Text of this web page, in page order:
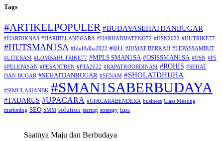
Tags
#ARTIKELPOPULER #BUDAYASEHATDANBUGAR
#HARDIKNAS #HARIBELANEGARA #HARIJADIJATENG72 #HSN2022 #HUTRIKE77
#HUTSMAN1SA #IdulAdha2022 #IHT #JUMAT BERKAH #LEPASSAMBUT
#LITERASI #LOMBAHUTRIKE77 #MPLS SMAN1SA #OSISSMAN1SA #OSN #P5
#PELEPASAN #PESANTREN #PTA2022 #RAPATKOORDINASI #ROHIS #SEHAT
DAN BUGAR #SEHATDANBUGAR #SENAM #SHOLATDHUHA
#SIMULASIANBK #SMAN1SABERBUDAYA
#TADARUS #UPACARA #UPACARABENDERA business Class Meeting
marketing SEO SMM solution startup strategy tips
Saatnya Maju dan Berbudaya